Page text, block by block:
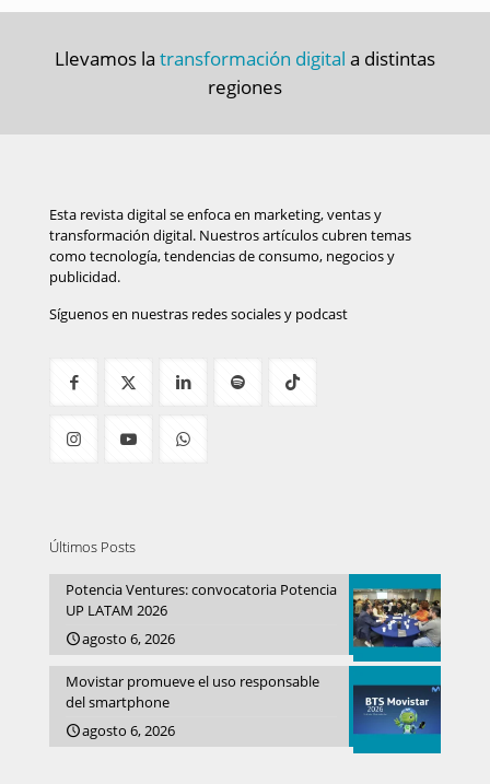
Llevamos la transformación digital a distintas
regiones
Esta revista digital se enfoca en marketing, ventas y
transformación digital. Nuestros artículos cubren temas
como tecnología, tendencias de consumo, negocios y
publicidad.
Síguenos en nuestras redes sociales y podcast
Últimos Posts
Potencia Ventures: convocatoria Potencia
UP LATAM 2026
agosto 6, 2026
Movistar promueve el uso responsable
del smartphone
agosto 6, 2026